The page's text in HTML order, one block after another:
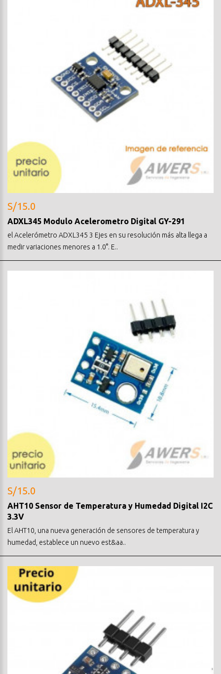
S/15.0
ADXL345 Modulo Acelerometro Digital GY-291
el Acelerómetro ADXL345 3 Ejes en su resolución más alta llega a
medir variaciones menores a 1.0°. E..
S/15.0
AHT10 Sensor de Temperatura y Humedad Digital I2C
3.3V
El AHT10, una nueva generación de sensores de temperatura y
humedad, establece un nuevo est&aa..